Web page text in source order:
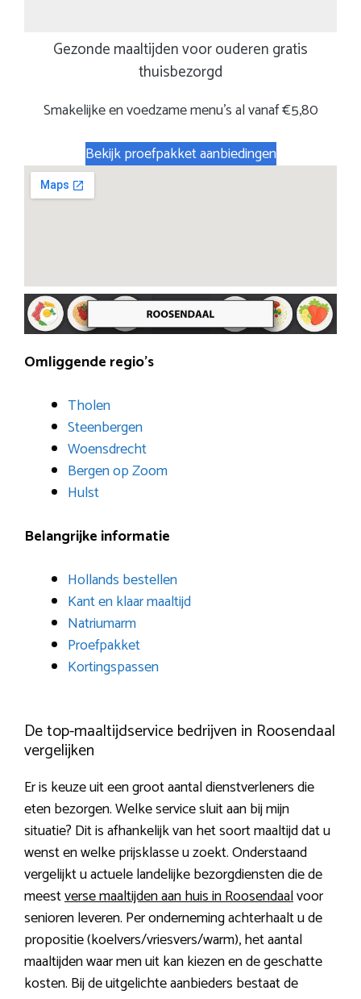
Gezonde maaltijden voor ouderen gratis
thuisbezorgd
Smakelijke en voedzame menu’s al vanaf €5,80
Bekijk proefpakket aanbiedingen
Omliggende regio’s
Tholen
Steenbergen
Woensdrecht
Bergen op Zoom
Hulst
Belangrijke informatie
Hollands bestellen
Kant en klaar maaltijd
Natriumarm
Proefpakket
Kortingspassen
De top-maaltijdservice bedrijven in Roosendaal
vergelijken
Er is keuze uit een groot aantal dienstverleners die
eten bezorgen. Welke service sluit aan bij mijn
situatie? Dit is afhankelijk van het soort maaltijd dat u
wenst en welke prijsklasse u zoekt. Onderstaand
vergelijkt u actuele landelijke bezorgdiensten die de
meestverse maaltijden aan huis in Roosendaalvoor
senioren leveren. Per onderneming achterhaalt u de
propositie (koelvers/vriesvers/warm), het aantal
maaltijden waar men uit kan kiezen en de geschatte
kosten. Bij de uitgelichte aanbieders bestaat de